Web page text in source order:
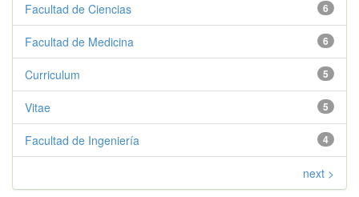
6
Facultad de Ciencias
6
Facultad de Medicina
5
Curriculum
5
Vitae
4
Facultad de Ingeniería
next >